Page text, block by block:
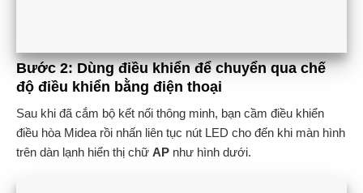
Bước 2: Dùng điều khiển để chuyển qua chế
độ điều khiển bằng điện thoại
Sau khi đã cắm bộ kết nối thông minh, bạn cầm điều khiển
điều hòa Midea rồi nhấn liên tục nút LED cho đến khi màn hình
trên dàn lạnh hiển thị chữ AP như hình dưới.